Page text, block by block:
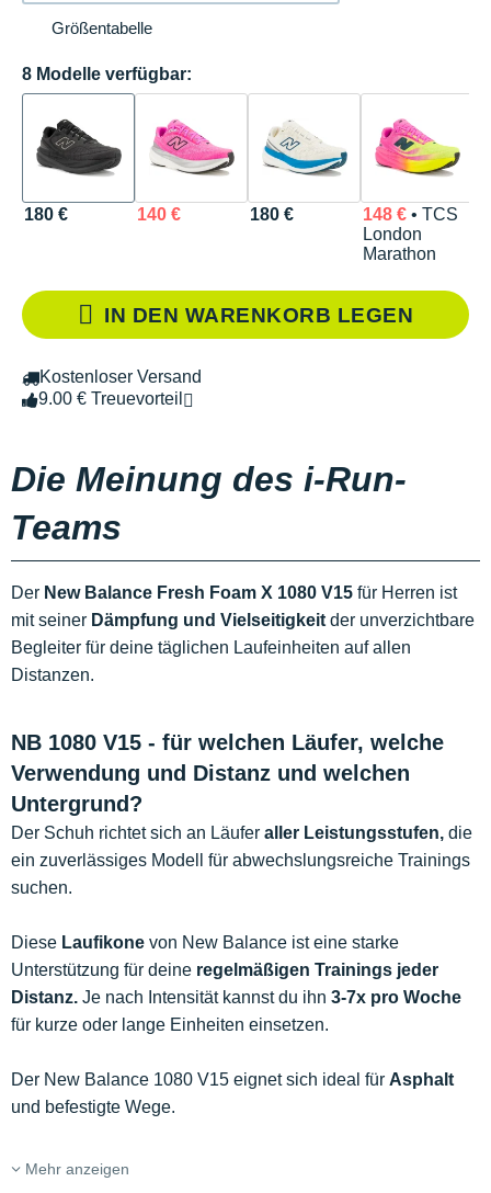
Größentabelle
8 Modelle verfügbar:
180 € 140 € 180 € 148 €• TCS
London
Marathon
IN DEN WARENKORB LEGEN
Kostenloser Versand
9.00 € Treuevorteil
Die Meinung des i-Run-
Teams
Der New Balance Fresh Foam X 1080 V15 für Herren ist
mit seiner Dämpfung und Vielseitigkeit der unverzichtbare
Begleiter für deine täglichen Laufeinheiten auf allen
Distanzen.
NB 1080 V15 - für welchen Läufer, welche
Verwendung und Distanz und welchen
Untergrund?
Der Schuh richtet sich an Läufer aller Leistungsstufen, die
ein zuverlässiges Modell für abwechslungsreiche Trainings
suchen.
Diese Laufikone von New Balance ist eine starke
Unterstützung für deine regelmäßigen Trainings jeder
Distanz. Je nach Intensität kannst du ihn 3-7x pro Woche
für kurze oder lange Einheiten einsetzen.
Der New Balance 1080 V15 eignet sich ideal für Asphalt
und befestigte Wege.
Mehr anzeigen